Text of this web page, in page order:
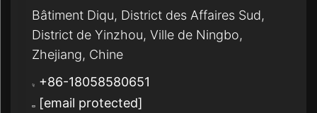
Bâtiment Diqu, District des Affaires Sud,
District de Yinzhou, Ville de Ningbo,
Zhejiang, Chine
+86-18058580651
[email protected]